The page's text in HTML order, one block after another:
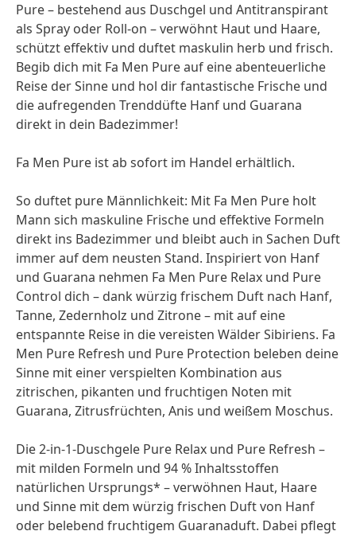
Pure – bestehend aus Duschgel und Antitranspirant
als Spray oder Roll-on – verwöhnt Haut und Haare,
schützt effektiv und duftet maskulin herb und frisch.
Begib dich mit Fa Men Pure auf eine abenteuerliche
Reise der Sinne und hol dir fantastische Frische und
die aufregenden Trenddüfte Hanf und Guarana
direkt in dein Badezimmer!
Fa Men Pure ist ab sofort im Handel erhältlich.
So duftet pure Männlichkeit: Mit Fa Men Pure holt
Mann sich maskuline Frische und effektive Formeln
direkt ins Badezimmer und bleibt auch in Sachen Duft
immer auf dem neusten Stand. Inspiriert von Hanf
und Guarana nehmen Fa Men Pure Relax und Pure
Control dich – dank würzig frischem Duft nach Hanf,
Tanne, Zedernholz und Zitrone – mit auf eine
entspannte Reise in die vereisten Wälder Sibiriens. Fa
Men Pure Refresh und Pure Protection beleben deine
Sinne mit einer verspielten Kombination aus
zitrischen, pikanten und fruchtigen Noten mit
Guarana, Zitrusfrüchten, Anis und weißem Moschus.
Die 2-in-1-Duschgele Pure Relax und Pure Refresh –
mit milden Formeln und 94 % Inhaltsstoffen
natürlichen Ursprungs* – verwöhnen Haut, Haare
und Sinne mit dem würzig frischen Duft von Hanf
oder belebend fruchtigem Guaranaduft. Dabei pflegt